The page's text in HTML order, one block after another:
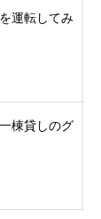
運転してみ
棟貸しのグ